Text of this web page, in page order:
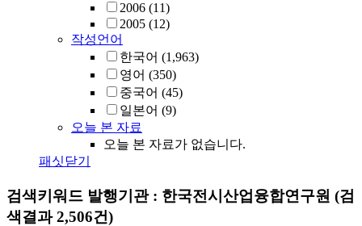
2006 (11)
2005 (12)
작성언어
한국어 (1,963)
영어 (350)
중국어 (45)
일본어 (9)
오늘 본 자료
오늘 본 자료가 없습니다.
패싯닫기
검색키워드 발행기관 : 한국전시산업융합연구원 (검
색결과 2,506건)